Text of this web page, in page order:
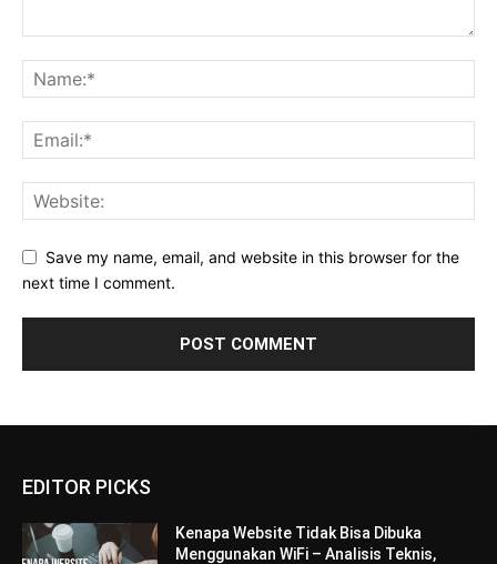
Save my name, email, and website in this browser for the
next time I comment.
EDITOR PICKS
Kenapa Website Tidak Bisa Dibuka
Menggunakan WiFi – Analisis Teknis,